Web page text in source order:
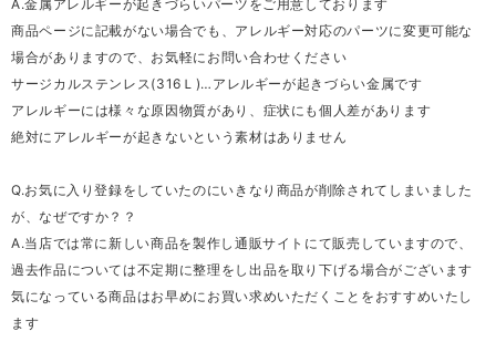
A.金属アレルギーが起きづらいパーツをご用意しております
商品ページに記載がない場合でも、アレルギー対応のパーツに変更可能な
場合がありますので、お気軽にお問い合わせください
サージカルステンレス(316Ｌ)…アレルギーが起きづらい金属です
アレルギーには様々な原因物質があり、症状にも個人差があります
絶対にアレルギーが起きないという素材はありません
Q.お気に入り登録をしていたのにいきなり商品が削除されてしまいました
が、なぜですか？？
A.当店では常に新しい商品を製作し通販サイトにて販売していますので、
過去作品については不定期に整理をし出品を取り下げる場合がございます
気になっている商品はお早めにお買い求めいただくことをおすすめいたし
ます